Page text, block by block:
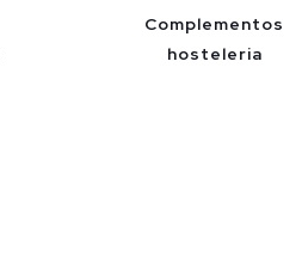
Complementos
hosteleria